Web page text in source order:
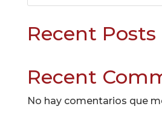
Recent Posts
Recent
No hay comentarios que